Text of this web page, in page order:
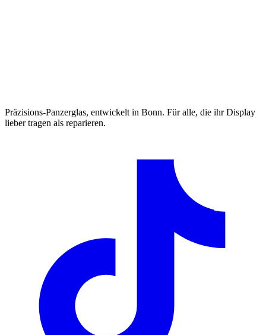
Präzisions-Panzerglas, entwickelt in Bonn. Für alle, die ihr Display
lieber tragen als reparieren.